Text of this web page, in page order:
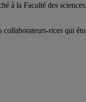
à la Faculté des
collaborateurs-rices qui